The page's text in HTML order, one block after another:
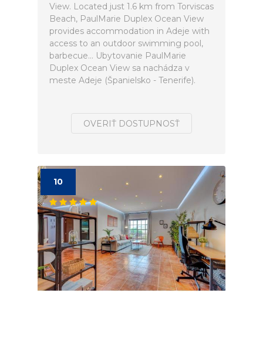
View. Located just 1.6 km from Torviscas
Beach, PaulMarie Duplex Ocean View
provides accommodation in Adeje with
access to an outdoor swimming pool,
barbecue... Ubytovanie PaulMarie
Duplex Ocean View sa nachádza v
meste Adeje (Španielsko - Tenerife).
OVERIŤ DOSTUPNOSŤ
10